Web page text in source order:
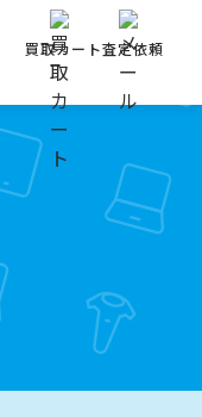
買取カート査定依頼